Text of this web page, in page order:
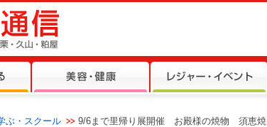
ぶ・スクール 9/6まで里帰り展開催 お殿様の焼物 須恵焼